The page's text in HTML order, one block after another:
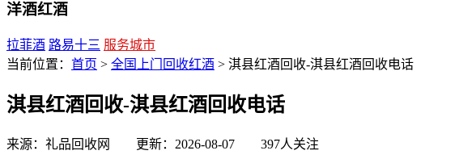
洋酒红酒
拉菲酒 路易十三 服务城市
当前位置： 首页 > 全国上门回收红酒 > 淇县红酒回收-淇县红酒回收电话
淇县红酒回收-淇县红酒回收电话
来源：礼品回收网 更新：2026-08-07 397人关注